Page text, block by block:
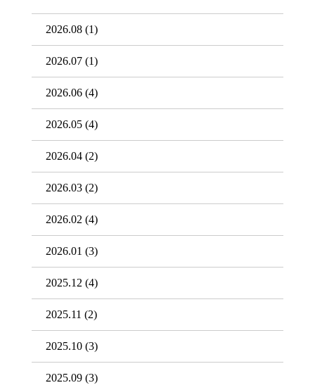
2026.08 (1)
2026.07 (1)
2026.06 (4)
2026.05 (4)
2026.04 (2)
2026.03 (2)
2026.02 (4)
2026.01 (3)
2025.12 (4)
2025.11 (2)
2025.10 (3)
2025.09 (3)